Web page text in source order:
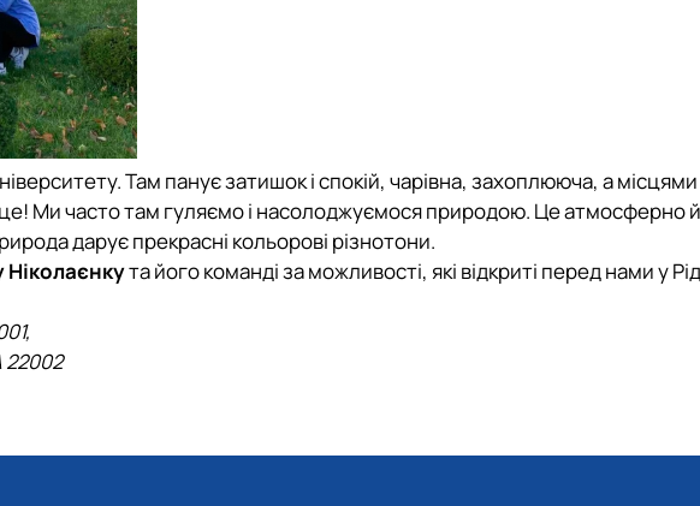
Там панує затишок і спокій, чарівна, захоплююча, а місцями
Ми часто там гуляємо і насолоджуємося природою. Це атмосферно й
дарує прекрасні кольорові різнотони.
Ніколаєнкута його команді за можливості, які відкриті перед нами у
22002